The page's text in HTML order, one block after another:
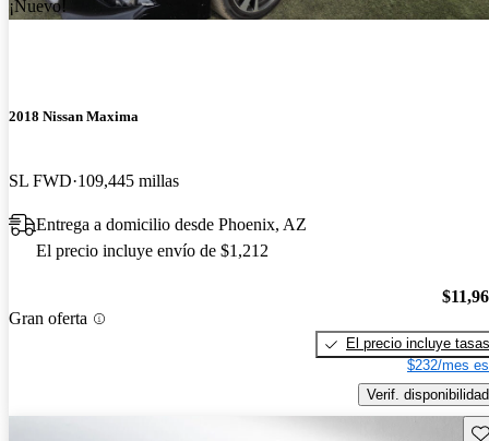
¡Nuevo!
2018 Nissan Maxima
SL FWD 109,445 millas
Entrega a domicilio desde Phoenix, AZ
El precio incluye envío de $1,212
Gran oferta
El precio incluye tasas
$232/mes
Verif. disponibilidad